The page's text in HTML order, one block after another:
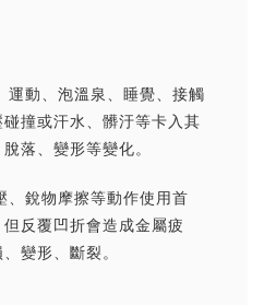
動、泡溫泉、睡覺、接觸
撞或汗水、髒汙等卡入其
落、變形等變化。
銳物摩擦等動作使用首
反覆凹折會造成金屬疲
變形、斷裂。